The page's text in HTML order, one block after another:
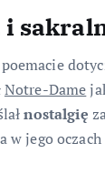
Notre-Dame
nostalgię
w jego